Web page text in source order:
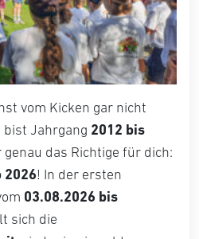
vom Kicken gar nicht
bist Jahrgang 2012 bis
genau das Richtige für dich:
2026! In der ersten
03.08.2026 bis
sich die